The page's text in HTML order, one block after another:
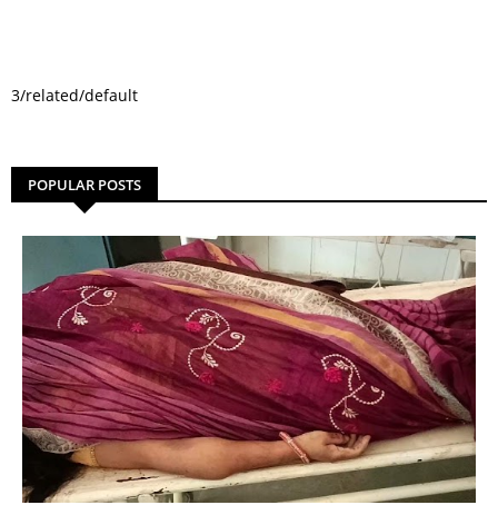
3/related/default
POPULAR POSTS